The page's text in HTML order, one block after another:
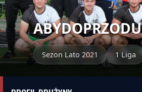
ABYDOPRZODU
Sezon Lato 2021 1 Liga